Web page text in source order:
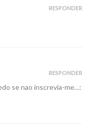
RESPONDER
se nao inscrevia-me…:
RESPONDER